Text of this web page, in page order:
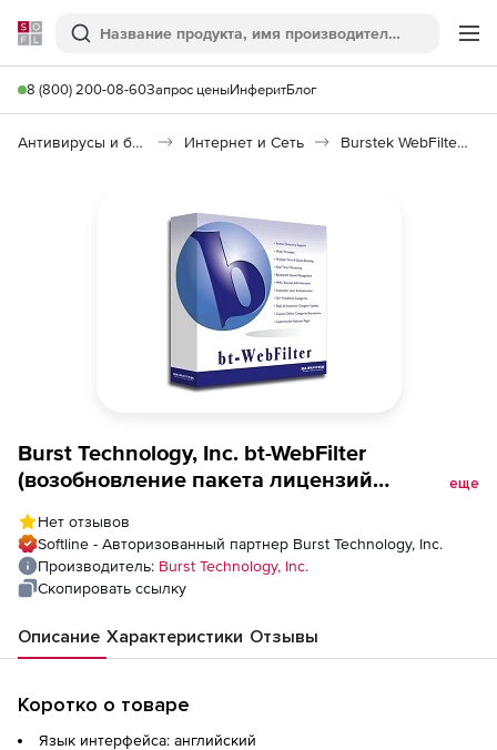
Softline
Поиск
8 (800) 200-08-60Запрос ценыИнферитБлог
Антивирусы и безопасность Интернет и Сеть Burstek WebFilter ISA/TMG
Burst Technology, Inc. bt-WebFilter
(возобновление пакета лицензий
200 пользователей
еще
Нет отзывов
Softline - Авторизованный партнер Burst Technology, Inc.
Производитель: Burst Technology, Inc.
Скопировать ссылку
Описание Характеристики Отзывы
Коротко о товаре
Язык интерфейса: английский